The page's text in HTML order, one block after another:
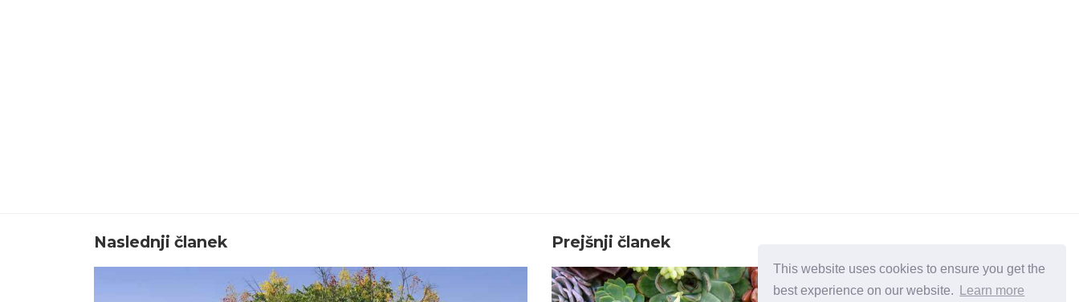
This website uses cookies to ensure you get the
best experience on our website.
Learn more
Naslednji članek Prejšnji članek